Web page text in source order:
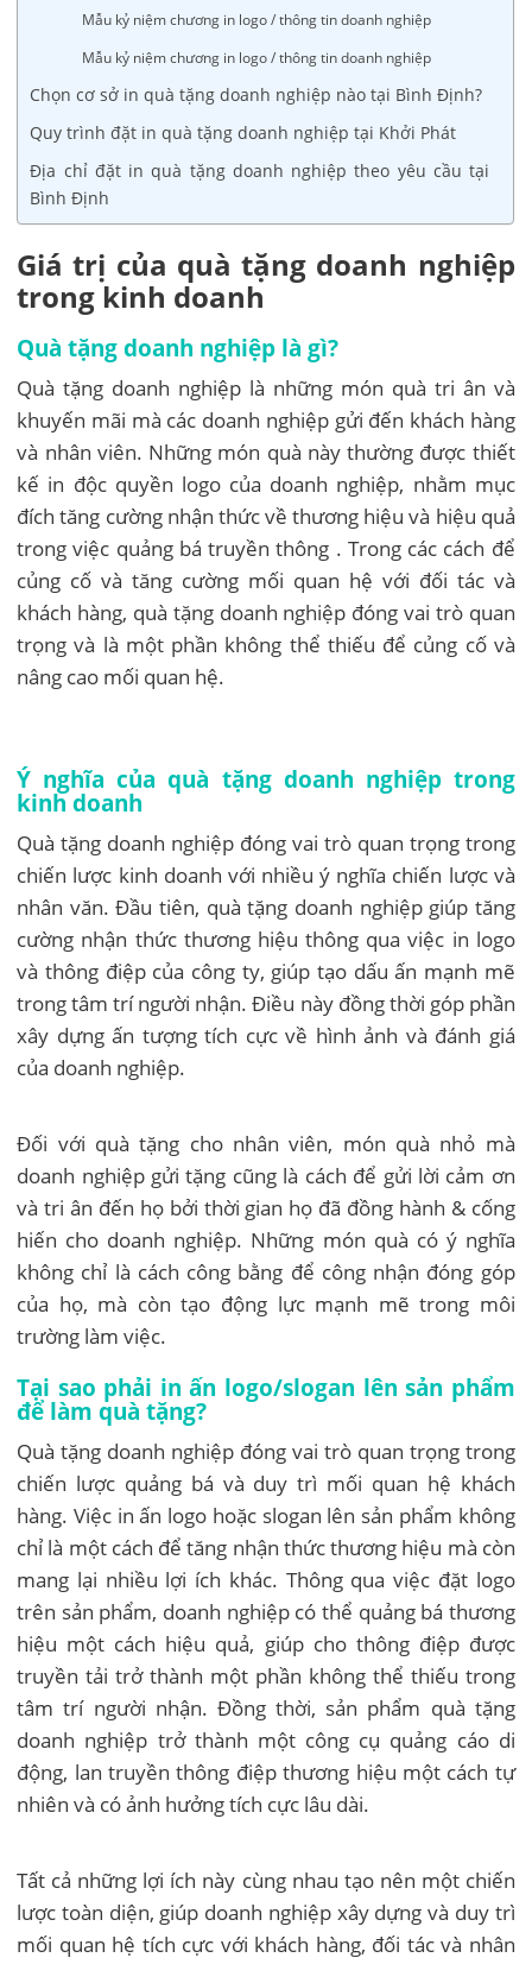
Mẫu kỷ niệm chương in logo / thông tin doanh nghiệp
Mẫu kỷ niệm chương in logo / thông tin doanh nghiệp
Chọn cơ sở in quà tặng doanh nghiệp nào tại Bình Định?
Quy trình đặt in quà tặng doanh nghiệp tại Khởi Phát
Địa chỉ đặt in quà tặng doanh nghiệp theo yêu cầu tại
Bình Định
Giá trị của quà tặng doanh nghiệp
trong kinh doanh
Quà tặng doanh nghiệp là gì?
Quà tặng doanh nghiệp là những món quà tri ân và
khuyến mãi mà các doanh nghiệp gửi đến khách hàng
và nhân viên. Những món quà này thường được thiết
kế in độc quyền logo của doanh nghiệp, nhằm mục
đích tăng cường nhận thức về thương hiệu và hiệu quả
trong việc quảng bá truyền thông . Trong các cách để
củng cố và tăng cường mối quan hệ với đối tác và
khách hàng, quà tặng doanh nghiệp đóng vai trò quan
trọng và là một phần không thể thiếu để củng cố và
nâng cao mối quan hệ.
Ý nghĩa của quà tặng doanh nghiệp trong
kinh doanh
Quà tặng doanh nghiệp đóng vai trò quan trọng trong
chiến lược kinh doanh với nhiều ý nghĩa chiến lược và
nhân văn. Đầu tiên, quà tặng doanh nghiệp giúp tăng
cường nhận thức thương hiệu thông qua việc in logo
và thông điệp của công ty, giúp tạo dấu ấn mạnh mẽ
trong tâm trí người nhận. Điều này đồng thời góp phần
xây dựng ấn tượng tích cực về hình ảnh và đánh giá
của doanh nghiệp.
Đối với quà tặng cho nhân viên, món quà nhỏ mà
doanh nghiệp gửi tặng cũng là cách để gửi lời cảm ơn
và tri ân đến họ bởi thời gian họ đã đồng hành & cống
hiến cho doanh nghiệp. Những món quà có ý nghĩa
không chỉ là cách công bằng để công nhận đóng góp
của họ, mà còn tạo động lực mạnh mẽ trong môi
trường làm việc.
Tại sao phải in ấn logo/slogan lên sản phẩm
để làm quà tặng?
Quà tặng doanh nghiệp đóng vai trò quan trọng trong
chiến lược quảng bá và duy trì mối quan hệ khách
hàng. Việc in ấn logo hoặc slogan lên sản phẩm không
chỉ là một cách để tăng nhận thức thương hiệu mà còn
mang lại nhiều lợi ích khác. Thông qua việc đặt logo
trên sản phẩm, doanh nghiệp có thể quảng bá thương
hiệu một cách hiệu quả, giúp cho thông điệp được
truyền tải trở thành một phần không thể thiếu trong
tâm trí người nhận. Đồng thời, sản phẩm quà tặng
doanh nghiệp trở thành một công cụ quảng cáo di
động, lan truyền thông điệp thương hiệu một cách tự
nhiên và có ảnh hưởng tích cực lâu dài.
Tất cả những lợi ích này cùng nhau tạo nên một chiến
lược toàn diện, giúp doanh nghiệp xây dựng và duy trì
mối quan hệ tích cực với khách hàng, đối tác và nhân